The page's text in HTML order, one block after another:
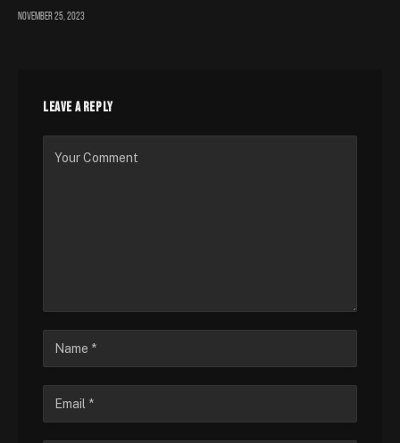
November 25, 2023
LEAVE A REPLY